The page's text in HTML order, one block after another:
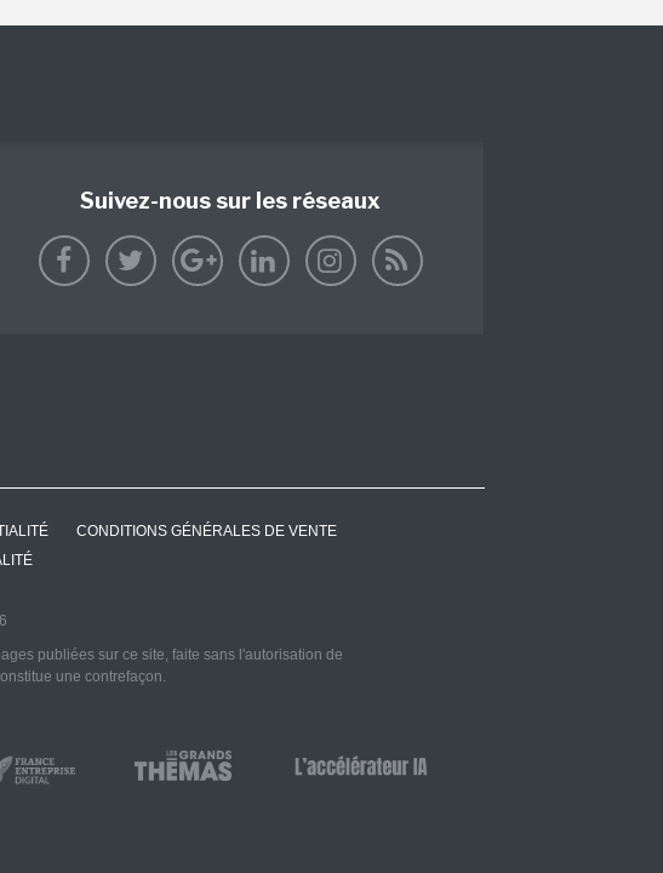
Suivez-nous sur les réseaux
CONDITIONS GÉNÉRALES DE VENTE
publiées sur ce site, faite sans l'autorisation de
une contrefaçon.